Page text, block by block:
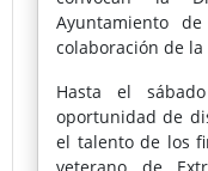
Ayuntamiento
colaboración de la
Hasta el
oportunidad de
el talento de los